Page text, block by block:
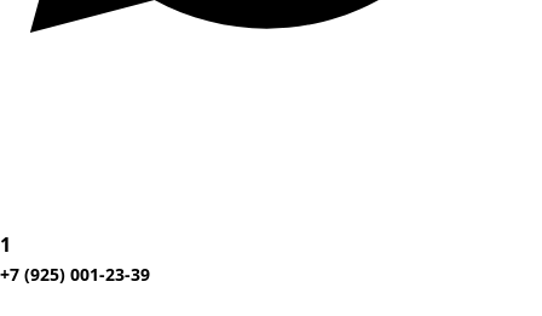
1
+7 (925) 001-23-39